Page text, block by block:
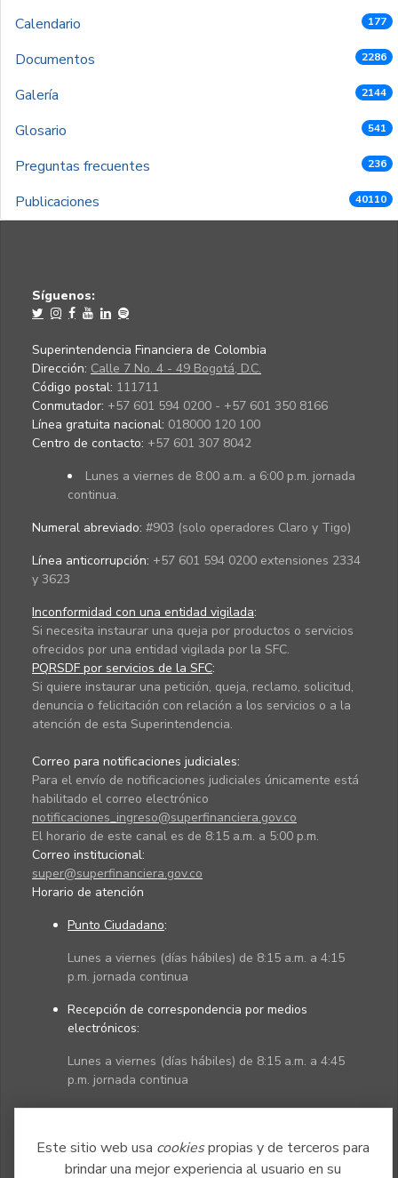
Este sitio web usa cookiespropias y de terceros para
brindar una mejor experiencia al usuario en su
Calendario
177
Documentos 2286
Galería 2144
Glosario 541
Preguntas frecuentes 236
Publicaciones 40110
Síguenos:
Superintendencia Financiera de Colombia
Dirección: Calle 7 No. 4 - 49 Bogotá, D.C.
Código postal: 111711
Conmutador: +57 601 594 0200 - +57 601 350 8166
Línea gratuita nacional: 018000 120 100
Centro de contacto: +57 601 307 8042
Lunes a viernes de 8:00 a.m. a 6:00 p.m. jornada
continua.
Numeral abreviado: #903 (solo operadores Claro y Tigo)
Línea anticorrupción: +57 601 594 0200 extensiones 2334
y 3623
Inconformidad con una entidad vigilada:
Si necesita instaurar una queja por productos o servicios
ofrecidos por una entidad vigilada por la SFC.
PQRSDF por servicios de la SFC:
Si quiere instaurar una petición, queja, reclamo, solicitud,
denuncia o felicitación con relación a los servicios o a la
atención de esta Superintendencia.
Correo para notificaciones judiciales:
Para el envío de notificaciones judiciales únicamente está
habilitado el correo electrónico
notificaciones_ingreso@superfinanciera.gov.co
El horario de este canal es de 8:15 a.m. a 5:00 p.m.
Correo institucional:
super@superfinanciera.gov.co
Horario de atención
Punto Ciudadano:
Lunes a viernes (días hábiles) de 8:15 a.m. a 4:15
p.m. jornada continua
Recepción de correspondencia por medios
electrónicos:
Lunes a viernes (días hábiles) de 8:15 a.m. a 4:45
p.m. jornada continua